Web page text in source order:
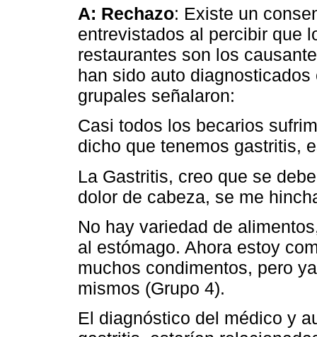
A: Rechazo: Existe un
entrevistados al percibir que
restaurantes son los
han sido auto
grupales señalaron:
Casi todos los becarios
dicho que tenemos gastritis,
La Gastritis, creo que se
dolor de cabeza, se me
No hay variedad de
al estómago. Ahora estoy
muchos condimentos, pero
mismos (Grupo 4).
El diagnóstico del médico y